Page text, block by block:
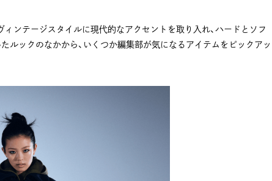
ンテージスタイルに現代的なアクセントを取り入れ、ハードとソフ
ルックのなかから、いくつか編集部が気になるアイテムをピックアッ